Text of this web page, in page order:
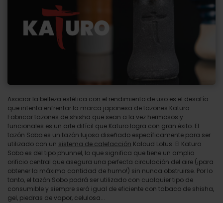
Asociar la belleza estética con el rendimiento de uso es el desafío
que intenta enfrentar la marca japonesa de tazones Katuro.
Fabricar tazones de shisha que sean a la vez hermosos y
funcionales es un arte difícil que Katuro logra con gran éxito. El
tazón Sobo es un tazón lujoso diseñado específicamente para ser
utilizado con un sistema de calefacción Kaloud Lotus. El Katuro
Sobo es del tipo phunnel, lo que significa que tiene un amplio
orificio central que asegura una perfecta circulación del aire (¡para
obtener la máxima cantidad de humo!) sin nunca obstruirse. Por lo
tanto, el tazón Sobo podrá ser utilizado con cualquier tipo de
consumible y siempre será igual de eficiente con tabaco de shisha,
gel, piedras de vapor, celulosa...